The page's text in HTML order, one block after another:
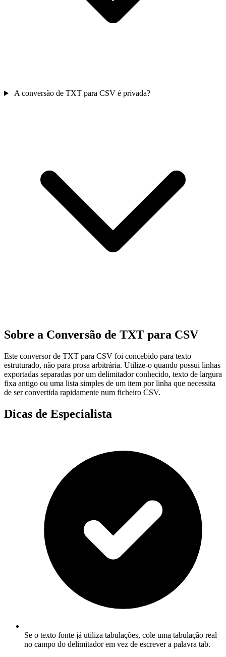
A conversão de TXT para CSV é privada?
Sobre a Conversão de TXT para CSV
Este conversor de TXT para CSV foi concebido para texto
estruturado, não para prosa arbitrária. Utilize-o quando possui linhas
exportadas separadas por um delimitador conhecido, texto de largura
fixa antigo ou uma lista simples de um item por linha que necessita
de ser convertida rapidamente num ficheiro CSV.
Dicas de Especialista
Se o texto fonte já utiliza tabulações, cole uma tabulação real
no campo do delimitador em vez de escrever a palavra tab.